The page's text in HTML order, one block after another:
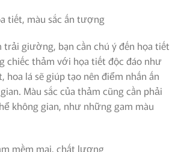
tiết, màu sắc ấn tượng
trải giường, bạn cần chú ý đến họa tiết
chiếc thảm với họa tiết độc đáo như
hoa lá sẽ giúp tạo nên điểm nhấn ấn
Màu sắc của thảm cũng cần phải
không gian, như những gam màu
mềm mại, chất lượng